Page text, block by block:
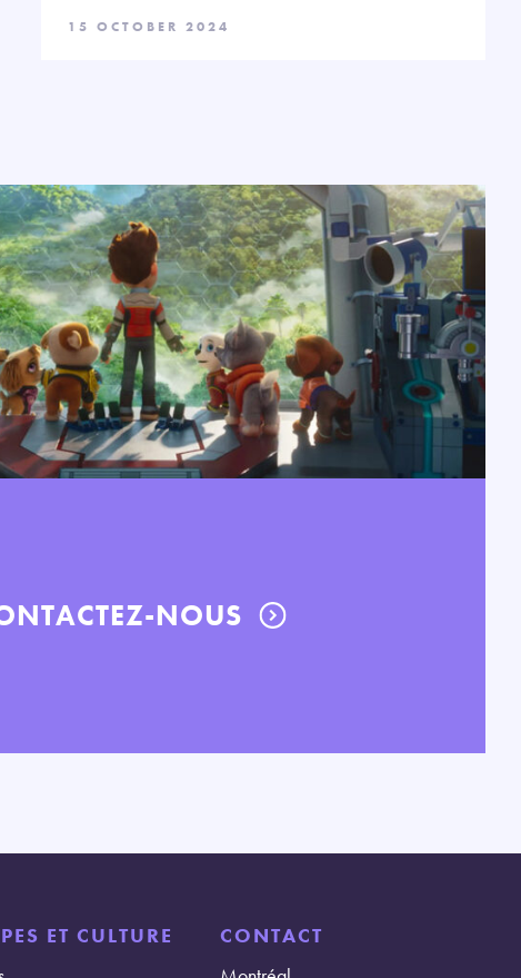
15 OCTOBER 2024
NOUS
ET CULTURE
CONTACT